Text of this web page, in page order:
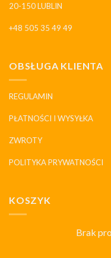
20-150 LUBLIN
+48 505 35 49 49
OBSŁUGA KLIENTA
REGULAMIN
PŁATNOŚCI I WYSYŁKA
ZWROTY
POLITYKA PRYWATNOŚCI
KOSZYK
Brak